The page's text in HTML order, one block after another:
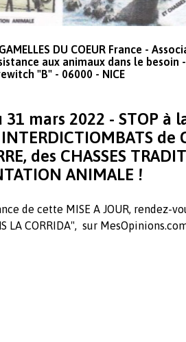
DU COEUR France -
aux animaux dans le besoin
"B" - 06000 - NICE
31 mars 2022 - STOP à
de
des CHASSES
ANIMALE !
de cette MISE A JOUR, rendez-
LA CORRIDA", sur